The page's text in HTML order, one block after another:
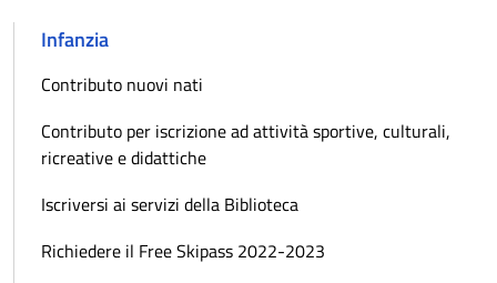
Infanzia
Contributo nuovi nati
Contributo per iscrizione ad attività sportive, culturali,
ricreative e didattiche
Iscriversi ai servizi della Biblioteca
Richiedere il Free Skipass 2022-2023